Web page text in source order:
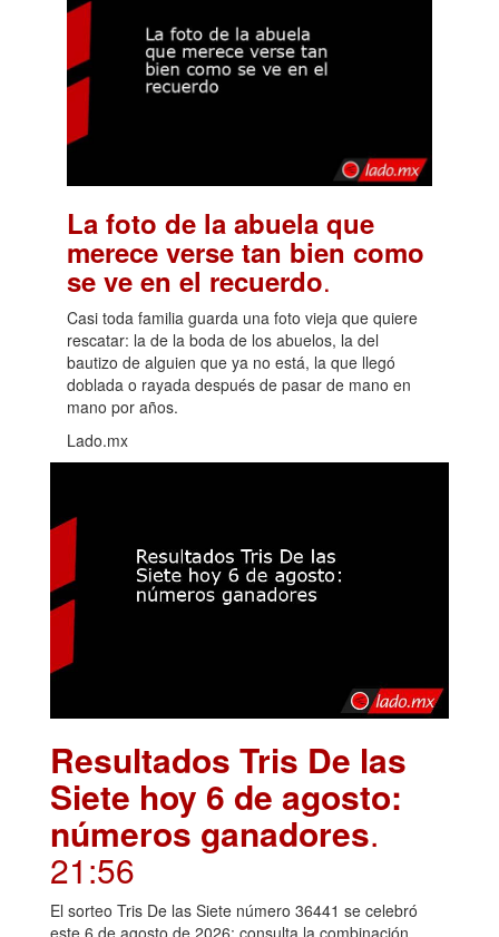
La foto de la abuela que
merece verse tan bien como
se ve en el recuerdo.
Casi toda familia guarda una foto vieja que quiere
rescatar: la de la boda de los abuelos, la del
bautizo de alguien que ya no está, la que llegó
doblada o rayada después de pasar de mano en
mano por años.
Lado.mx
Resultados Tris De las
Siete hoy 6 de agosto:
números ganadores.
21:56
El sorteo Tris De las Siete número 36441 se celebró
este 6 de agosto de 2026; consulta la combinación